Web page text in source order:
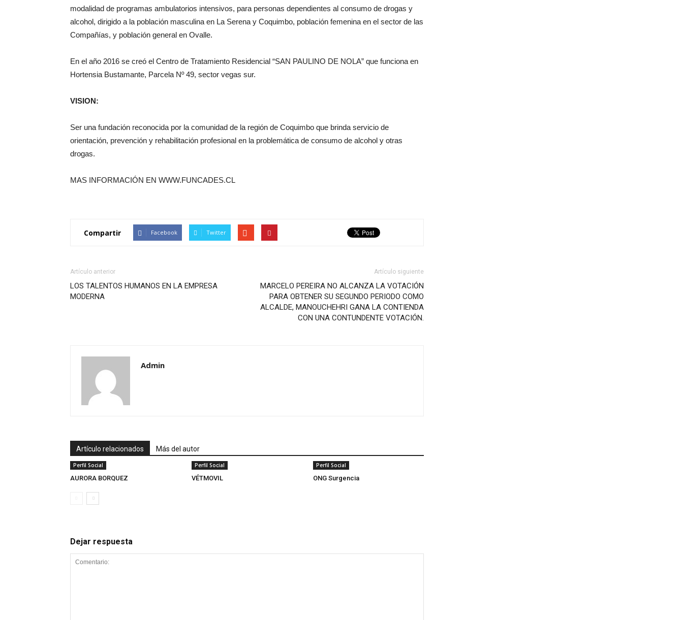
modalidad de programas ambulatorios intensivos, para personas dependientes al consumo de drogas y
alcohol, dirigido a la población masculina en La Serena y Coquimbo, población femenina en el sector de las
Compañías, y población general en Ovalle.
En el año 2016 se creó el Centro de Tratamiento Residencial “SAN PAULINO DE NOLA” que funciona en
Hortensia Bustamante, Parcela Nº 49, sector vegas sur.
VISION:
Ser una fundación reconocida por la comunidad de la región de Coquimbo que brinda servicio de
orientación, prevención y rehabilitación profesional en la problemática de consumo de alcohol y otras
drogas.
MAS INFORMACIÓN EN WWW.FUNCADES.CL
Compartir Facebook Twitter
Artículo anterior
LOS TALENTOS HUMANOS EN LA EMPRESA
MODERNA
Artículo siguiente
MARCELO PEREIRA NO ALCANZA LA VOTACIÓN
PARA OBTENER SU SEGUNDO PERIODO COMO
ALCALDE, MANOUCHEHRI GANA LA CONTIENDA
CON UNA CONTUNDENTE VOTACIÓN.
Admin
Artículo relacionados Más del autor
Perfil Social
AURORA BORQUEZ
Perfil Social
VÉTMOVIL
Perfil Social
ONG Surgencia
Dejar respuesta